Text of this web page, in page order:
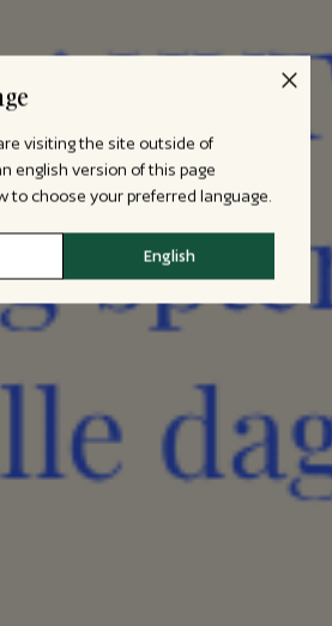
visiting the site outside of
english version of this page
to choose your preferred language.
English